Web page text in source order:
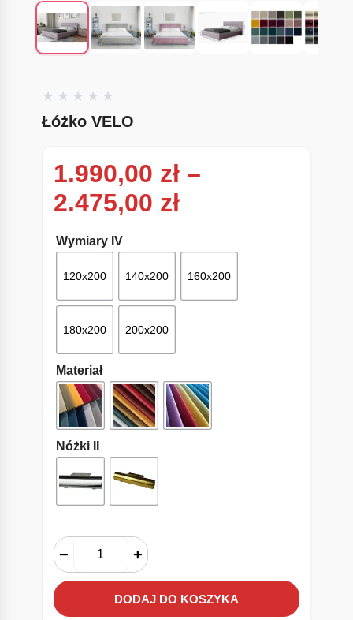
Łóżko VELO
1.990,00 zł –
2.475,00 złZakres cen:
Wymiary IV
120x200 140x200 160x200
180x200 200x200
Materiał
Nóżki II
− +
DODAJ DO KOSZYKA